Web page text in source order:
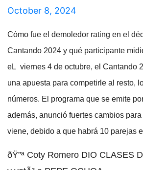
October 8, 2024
Cómo fue el demoledor rating en el
Cantando 2024 y qué participante
eL viernes 4 de octubre, el Cantando
una apuesta para competirle al resto,
números. El programa que se emite
además, anunció fuertes cambios
viene, debido a que habrá 10 parejas
ðŸ”ª Coty Romero DIO CLASES